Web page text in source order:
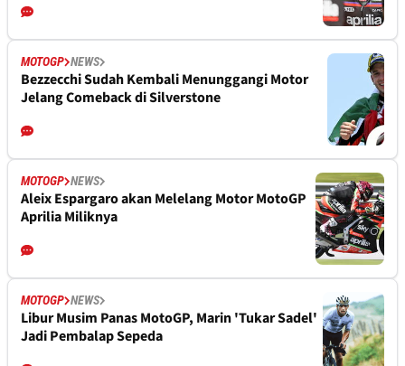
MOTOGP NEWS
Bezzecchi Sudah Kembali Menunggangi Motor
Jelang Comeback di Silverstone
MOTOGP NEWS
Aleix Espargaro akan Melelang Motor MotoGP
Aprilia Miliknya
MOTOGP NEWS
Libur Musim Panas MotoGP, Marin 'Tukar Sadel'
Jadi Pembalap Sepeda